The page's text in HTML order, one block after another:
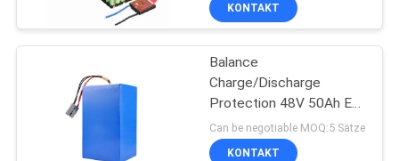
KONTAKT
Balance
Charge/Discharge
Protection 48V 50Ah E
Bike Batteriepaket für
eine optimale Nutzung
Can be negotiable MOQ:5 Sätze
KONTAKT